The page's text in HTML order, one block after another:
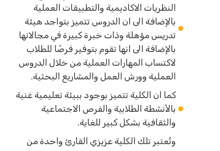
النظريات الاكاديمية والتطبيقات العملية
بالإضافة الى ان الدروس تتميز بتواجد هيئة
تدريس مؤهلة وذات خبرة كبيرة في مجالاتها
بالإضافة الى انها تقوم بتوفير فرصًا للطلاب
لاكتساب المهارات العملية من خلال الدروس
العملية وورش العمل والمشاريع البحثية.
كما ان الكلية تتميز بوجود ببيئة تعليمية غنية
بالأنشطة الطلابية والفرص الاجتماعية
والثقافية بشكل كبير للغاية.
وتُعتبر تلك الكلية عزيزي القارئ واحدة من